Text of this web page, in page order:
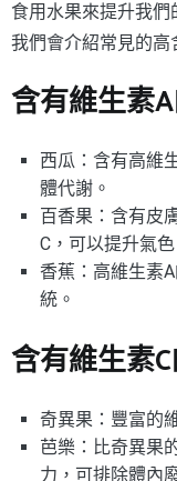
食用水果來提升我
我們會介紹常見的高
含有維生素
西瓜：含有高維
體代謝。
百香果：含有皮
C，可以提升氣色
香蕉：高維生素
統。
含有維生素
奇異果：豐富的
芭樂：比奇異果
力，可排除體內